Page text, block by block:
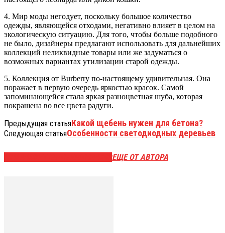
4. Мир моды негодует, поскольку большое количество
одежды, являющейся отходами, негативно влияет в целом на
экологическую ситуацию. Для того, чтобы больше подобного
не было, дизайнеры предлагают использовать для дальнейших
коллекций неликвидные товары или же задуматься о
возможных вариантах утилизации старой одежды.
5. Коллекция от Burberry по-настоящему удивительная. Она
поражает в первую очередь яркостью красок. Самой
запоминающейся стала яркая разноцветная шуба, которая
покрашена во все цвета радуги.
Предыдущая статьяКакой щебень нужен для бетона?
Следующая статьяОсобенности светодиодных деревьев
ЕЩЕ ОТ АВТОРА